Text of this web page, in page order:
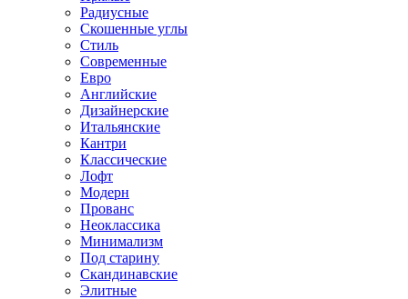
Радиусные
Скошенные углы
Стиль
Современные
Евро
Английские
Дизайнерские
Итальянские
Кантри
Классические
Лофт
Модерн
Прованс
Неоклассика
Минимализм
Под старину
Скандинавские
Элитные